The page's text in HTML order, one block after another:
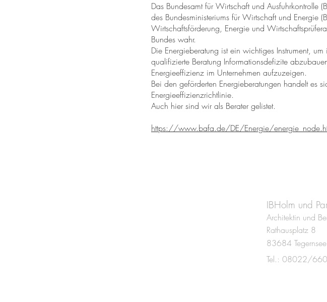
Das Bundesamt für Wirtschaft und Ausfuhrkontrolle
des Bundesministeriums für Wirtschaft und Energie
Wirtschaftsförderung, Energie und
Bundes wahr.
Die Energieberatung ist ein wichtiges Instrument,
qualifizierte Beratung Informationsdefizite
Energieeffizienz im Unternehmen aufzuzeigen.
Bei den geförderten Energieberatungen handelt es
Energieeffizienzrichtlinie.
Auch hier sind wir als Berater gelistet.
https://www.bafa.de/DE/Energie/
IBHolm und
Architektin und
Rathausplatz 8
83684 Tegernsee
Tel.: 08022/